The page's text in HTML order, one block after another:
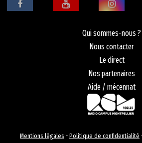
adresse email dans le but de vous
mensuellement sa lettre
politique de confidentialité.
Qui sommes-nous ?
Nous contacter
Le direct
Nos partenaires
Aide / mécennat
Mentions légales - Politique de confidentialité